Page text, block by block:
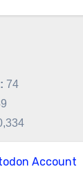
74
Account